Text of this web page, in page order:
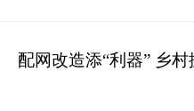
配网改造添“利器” 乡